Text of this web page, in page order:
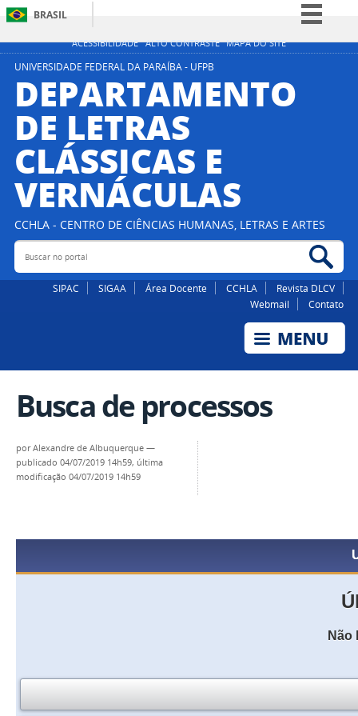
ACESSIBILIDADE ALTO CONTRASTE MAPA DO SITE
BRASIL
Simplifique!
Participe
UNIVERSIDADE FEDERAL DA PARAÍBA - UFPB
DEPARTAMENTO
DE LETRAS
CLÁSSICAS E
VERNÁCULAS
CCHLA - CENTRO DE CIÊNCIAS HUMANAS, LETRAS E ARTES
Buscar no portal
SIPAC SIGAA Área Docente CCHLA
Revista DLCV
Webmail
Contato
Busca de processos
porAlexandre de Albuquerque —
publicado 04/07/2019 14h59, última
modificação 04/07/2019 14h59